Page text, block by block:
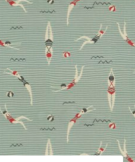
auf Terrasse oder
Sie Ihr Interior-
aus? So oder so: Wir
DECO HOME – ein
Sommer Edition. Hier
Gelpke, was drin steckt.